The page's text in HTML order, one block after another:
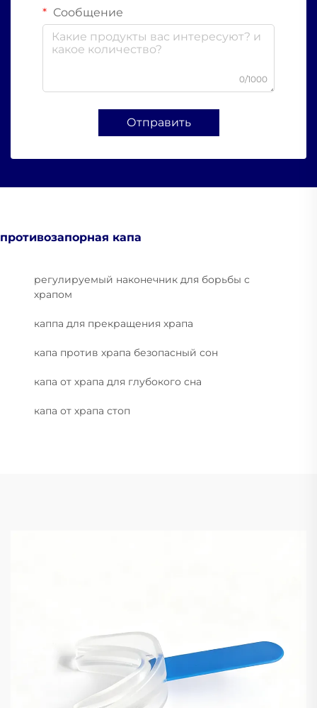
Сообщение
0/1000
Отправить
противозапорная капа
регулируемый наконечник для борьбы с
храпом
каппа для прекращения храпа
капа против храпа безопасный сон
капа от храпа для глубокого сна
капа от храпа стоп